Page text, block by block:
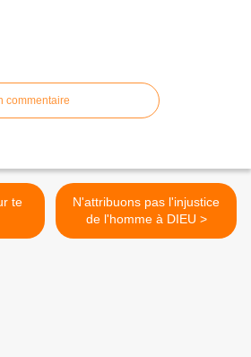
commentaire
N'attribuons pas l'injustice
de l'homme à DIEU >